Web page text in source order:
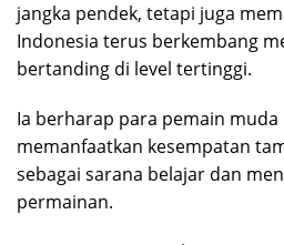
jangka pendek, tetapi juga
Indonesia terus berkembang
bertanding di level tertinggi.
Ia berharap para pemain
memanfaatkan kesempatan
sebagai sarana belajar dan
permainan.